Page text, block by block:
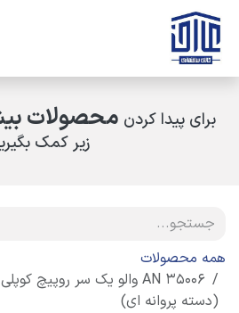
صرف نظر و مشاهده محتوا
برای پیدا کردن محصولات
زیر کمک
همه محصولات
(دسته پروانه ای)